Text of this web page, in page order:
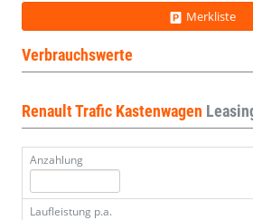
Merkliste
Verbrauchswerte
Renault Trafic Kastenwagen
Anzahlung
Laufleistung p.a.